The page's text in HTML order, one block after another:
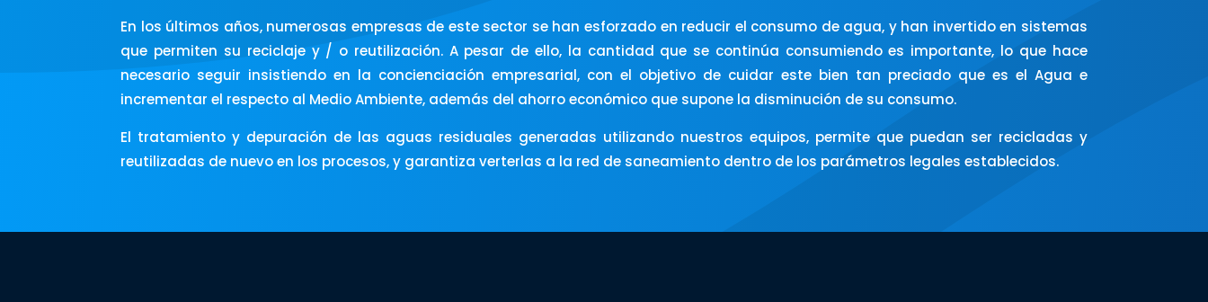
En los últimos años, numerosas empresas de este sector se han esforzado en reducir el consumo de agua, y han invertido en sistemas
que permiten su reciclaje y / o reutilización. A pesar de ello, la cantidad que se continúa consumiendo es importante, lo que hace
necesario seguir insistiendo en la concienciación empresarial, con el objetivo de cuidar este bien tan preciado que es el Agua e
incrementar el respecto al Medio Ambiente, además del ahorro económico que supone la disminución de su consumo.
El tratamiento y depuración de las aguas residuales generadas utilizando nuestros equipos, permite que puedan ser recicladas y
reutilizadas de nuevo en los procesos, y garantiza verterlas a la red de saneamiento dentro de los parámetros legales establecidos.